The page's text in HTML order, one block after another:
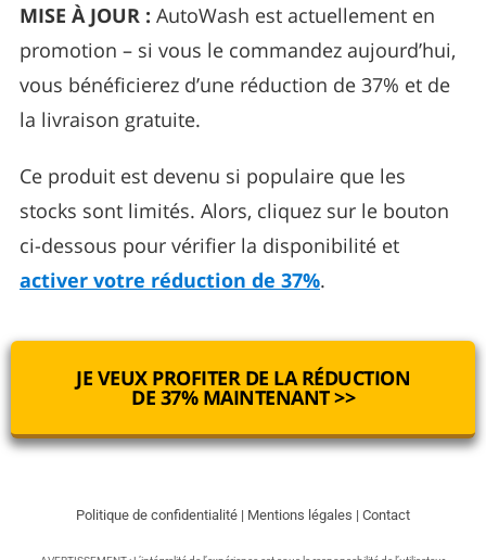
MISE À JOUR : AutoWash est actuellement en
promotion – si vous le commandez aujourd’hui,
vous bénéficierez d’une réduction de 37% et de
la livraison gratuite.
Ce produit est devenu si populaire que les
stocks sont limités. Alors, cliquez sur le bouton
ci-dessous pour vérifier la disponibilité et
activer votre réduction de 37%.
JE VEUX PROFITER DE LA RÉDUCTION
DE 37% MAINTENANT >>
Politique de confidentialité | Mentions légales | Contact